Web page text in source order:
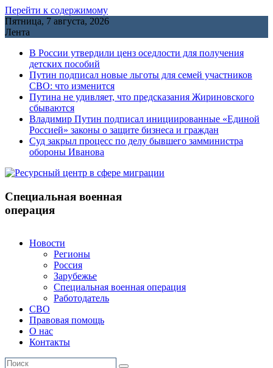
Перейти к содержимому
Пятница, 7 августа, 2026
Лента
В России утвердили ценз оседлости для получения
детских пособий
Путин подписал новые льготы для семей участников
СВО: что изменится
Путина не удивляет, что предсказания Жириновского
сбываются
Владимир Путин подписал инициированные «Единой
Россией» законы о защите бизнеса и граждан
Cуд закрыл процесс по делу бывшего замминистра
обороны Иванова
Специальная военная
операция
Новости
Регионы
Россия
Зарубежье
Специальная военная операция
Работодатель
СВО
Правовая помощь
О нас
Контакты